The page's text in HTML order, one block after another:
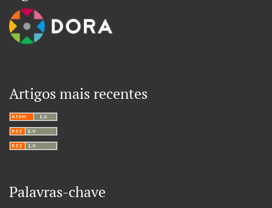
Artigos mais recentes
Palavras-chave